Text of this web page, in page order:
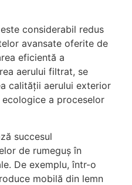
considerabil redus
avansate oferite de
eficientă a
aerului filtrat, se
calității aerului exterior
a proceselor
succesul
de rumeguș în
De exemplu, într-o
mobilă din lemn